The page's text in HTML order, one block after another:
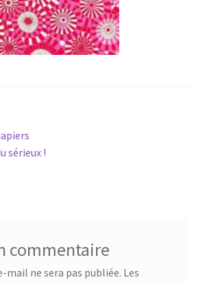
sérieux !
commentaire
mail ne sera pas publiée. Les